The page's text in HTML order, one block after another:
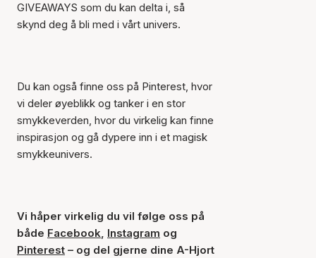
GIVEAWAYS som du kan delta i, så
skynd deg å bli med i vårt univers.
Du kan også finne oss på Pinterest, hvor
vi deler øyeblikk og tanker i en stor
smykkeverden, hvor du virkelig kan finne
inspirasjon og gå dypere inn i et magisk
smykkeunivers.
Vi håper virkelig du vil følge oss på
både Facebook, Instagram og
Pinterest – og del gjerne dine A-Hjort